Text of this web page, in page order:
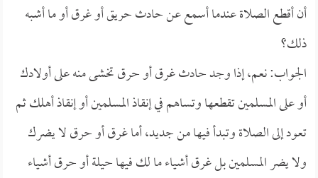
أن أقطع الصلاة عندما أسمع عن حادث حريق أو غرق أو ما أشبه
ذلك؟
الجواب: نعم، إذا وجد حادث غرق أو حرق تخشى منه على أولادك
أو على المسلمين تقطعها وتساهم في إنقاذ المسلمين أو إنقاذ أهلك ثم
تعود إلى الصلاة وتبدأ فيها من جديد، أما غرق أو حرق لا يضرك
ولا يضر المسلمين بل غرق أشياء ما لك فيها حيلة أو حرق أشياء